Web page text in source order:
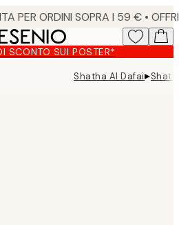
SCONTO SUI POSTER*
Shatha Al Dafai▸